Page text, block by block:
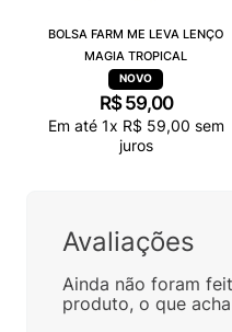
BOLSA FARM ME LEVA LENÇO
MAGIA TROPICAL
R$ 59,00
Em até 1x R$ 59,00 sem
juros
Avaliações
Ainda não foram
produto, o que